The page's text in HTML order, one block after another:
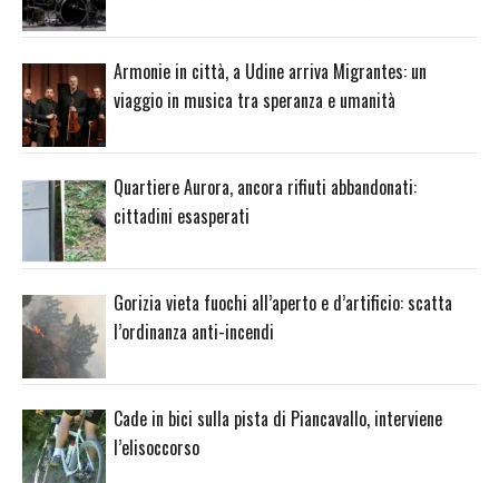
Armonie in città, a Udine arriva Migrantes: un
viaggio in musica tra speranza e umanità
Quartiere Aurora, ancora rifiuti abbandonati:
cittadini esasperati
Gorizia vieta fuochi all’aperto e d’artificio: scatta
l’ordinanza anti-incendi
Cade in bici sulla pista di Piancavallo, interviene
l’elisoccorso